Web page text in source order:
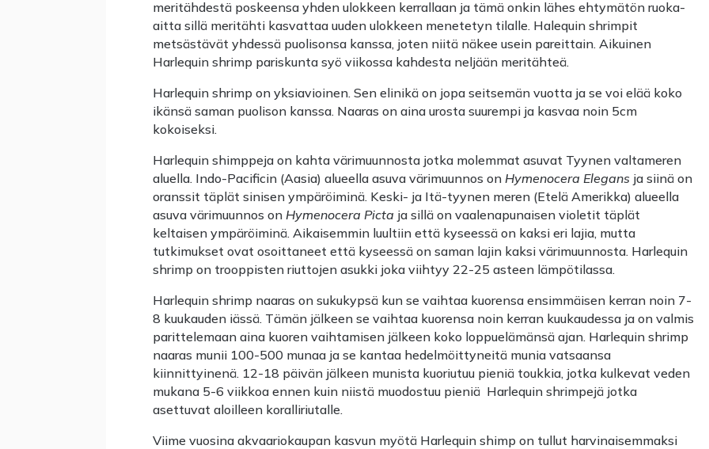
meritähdestä poskeensa yhden ulokkeen kerrallaan ja tämä onkin lähes ehtymätön ruoka-
aitta sillä meritähti kasvattaa uuden ulokkeen menetetyn tilalle. Halequin shrimpit
metsästävät yhdessä puolisonsa kanssa, joten niitä näkee usein pareittain. Aikuinen
Harlequin shrimp pariskunta syö viikossa kahdesta neljään meritähteä.
Harlequin shrimp on yksiavioinen. Sen elinikä on jopa seitsemän vuotta ja se voi elää koko
ikänsä saman puolison kanssa. Naaras on aina urosta suurempi ja kasvaa noin 5cm
kokoiseksi.
Harlequin shimppeja on kahta värimuunnosta jotka molemmat asuvat Tyynen valtameren
aluella. Indo-Pacificin (Aasia) alueella asuva värimuunnos on Hymenocera Elegans ja siinä on
oranssit täplät sinisen ympäröiminä. Keski- ja Itä-tyynen meren (Etelä Amerikka) alueella
asuva värimuunnos on Hymenocera Picta ja sillä on vaalenapunaisen violetit täplät
keltaisen ympäröiminä. Aikaisemmin luultiin että kyseessä on kaksi eri lajia, mutta
tutkimukset ovat osoittaneet että kyseessä on saman lajin kaksi värimuunnosta. Harlequin
shrimp on trooppisten riuttojen asukki joka viihtyy 22-25 asteen lämpötilassa.
Harlequin shrimp naaras on sukukypsä kun se vaihtaa kuorensa ensimmäisen kerran noin 7-
8 kuukauden iässä. Tämän jälkeen se vaihtaa kuorensa noin kerran kuukaudessa ja on valmis
parittelemaan aina kuoren vaihtamisen jälkeen koko loppuelämänsä ajan. Harlequin shrimp
naaras munii 100-500 munaa ja se kantaa hedelmöittyneitä munia vatsaansa
kiinnittyinenä. 12-18 päivän jälkeen munista kuoriutuu pieniä toukkia, jotka kulkevat veden
mukana 5-6 viikkoa ennen kuin niistä muodostuu pieniä Harlequin shrimpejä jotka
asettuvat aloilleen koralliriutalle.
Viime vuosina akvaariokaupan kasvun myötä Harlequin shimp on tullut harvinaisemmaksi